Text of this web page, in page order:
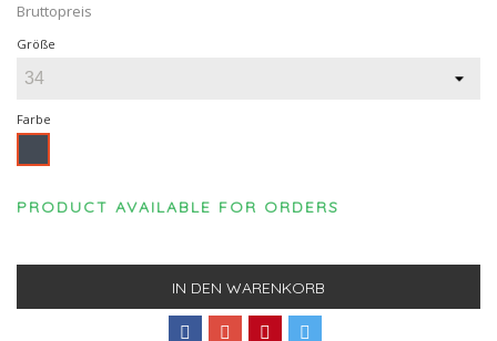
Bruttopreis
Größe
Farbe
PRODUCT AVAILABLE FOR ORDERS
IN DEN WARENKORB